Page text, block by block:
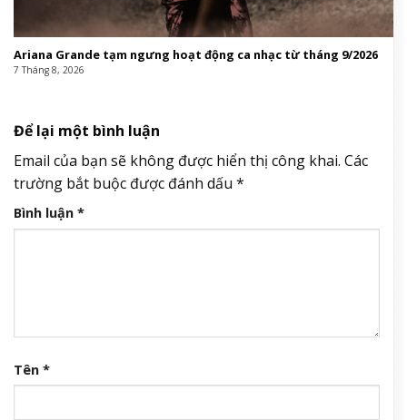
Ariana Grande tạm ngưng hoạt động ca nhạc từ tháng 9/2026
7 Tháng 8, 2026
Để lại một bình luận
Email của bạn sẽ không được hiển thị công khai. Các
trường bắt buộc được đánh dấu *
Bình luận *
Tên *